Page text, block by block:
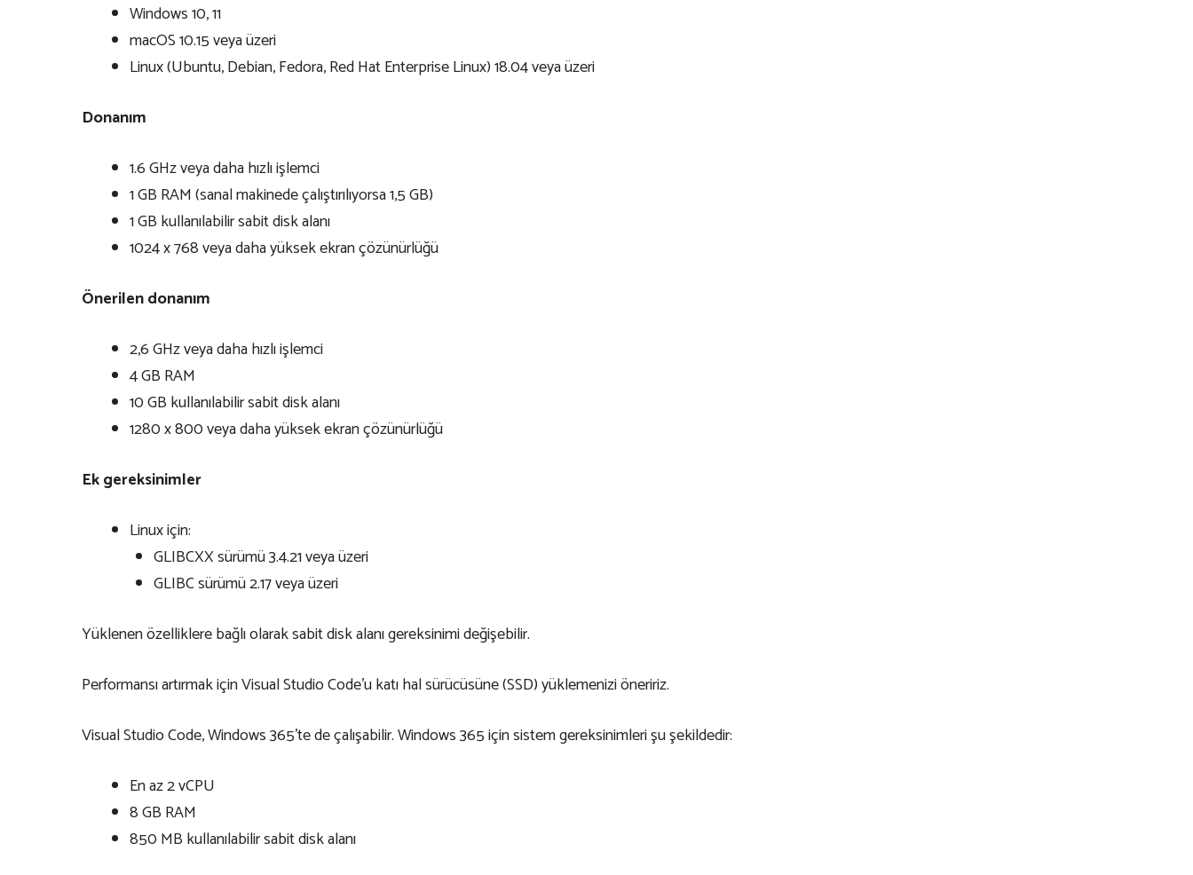
Windows 10, 11
macOS 10.15 veya üzeri
Linux (Ubuntu, Debian, Fedora, Red Hat Enterprise Linux) 18.04 veya üzeri
Donanım
1.6 GHz veya daha hızlı işlemci
1 GB RAM (sanal makinede çalıştırılıyorsa 1,5 GB)
1 GB kullanılabilir sabit disk alanı
1024 x 768 veya daha yüksek ekran çözünürlüğü
Önerilen donanım
2,6 GHz veya daha hızlı işlemci
4 GB RAM
10 GB kullanılabilir sabit disk alanı
1280 x 800 veya daha yüksek ekran çözünürlüğü
Ek gereksinimler
Linux için:
GLIBCXX sürümü 3.4.21 veya üzeri
GLIBC sürümü 2.17 veya üzeri
Yüklenen özelliklere bağlı olarak sabit disk alanı gereksinimi değişebilir.
Performansı artırmak için Visual Studio Code’u katı hal sürücüsüne (SSD) yüklemenizi öneririz.
Visual Studio Code, Windows 365’te de çalışabilir. Windows 365 için sistem gereksinimleri şu şekildedir:
En az 2 vCPU
8 GB RAM
850 MB kullanılabilir sabit disk alanı